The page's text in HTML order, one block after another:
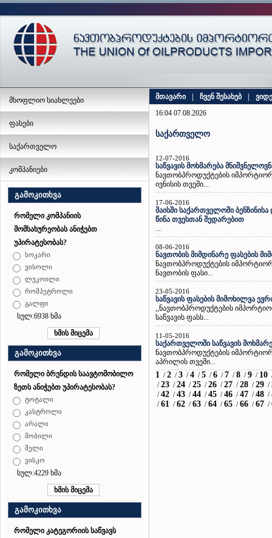
მსოფლიო სიახლეები
ფასები
საქართველო
კომპანიები
გამოკითხვა
რომელი კომპანიის
მომსახურეობას ანიჭებთ
უპირატესობას?
სოკარი
ვისოლი
ლუკოილი
რომპეტროლი
გალფი
სულ:6938 ხმა
გამოკითხვა
რომელი ბრენდის საავტომობილო
ზეთს ანიჭებთ უპირატესობას?
ტოტალი
კასტროლი
არალი
მობილი
შელი
ვისკო
სულ:4229 ხმა
გამოკითხვა
რომელი კატეგორიის საწვავს
მთავარი ჩვენ შესახებ
16:04 07.08.2026
საქართველო
12-07-2016
საწვავის მოხმარება
ნავთობპროდუქტების
ივნისის თვეში...
17-06-2016
მაისში საქართველოში
წინა თვესთან შედარებით
08-06-2016
ნავთობის მიმდინარე ფასების
ნავთობპროდუქტების
ნავთობის ფასი...
23-05-2016
საწვავის ფასების მიმოხილვა
,,ნავთობპროდუქტების
საწვავის ფასს...
11-05-2016
საქართველოში საწვავის
ნავთობპროდუქტების
აპრილის თვეში...
1 / 2 / 3 / 4 / 5 / 6 / 7 / 8 / 9 / 10
/ 23 / 24 / 25 / 26 / 27 / 28 / 29 /
/ 42 / 43 / 44 / 45 / 46 / 47 / 48 /
/ 61 / 62 / 63 / 64 / 65 / 66 / 67 /